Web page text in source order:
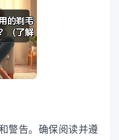
警告。确保阅读并遵